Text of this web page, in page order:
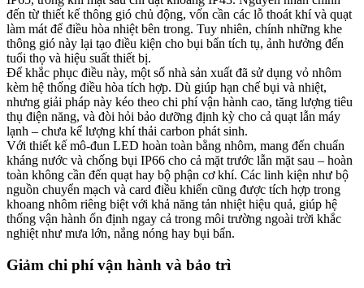
đến từ thiết kế thông gió chủ động, vốn cần các lỗ thoát khí và quạt
làm mát để điều hòa nhiệt bên trong. Tuy nhiên, chính những khe
thông gió này lại tạo điều kiện cho bụi bẩn tích tụ, ảnh hưởng đến
tuổi thọ và hiệu suất thiết bị.
Để khắc phục điều này, một số nhà sản xuất đã sử dụng vỏ nhôm
kèm hệ thống điều hòa tích hợp. Dù giúp hạn chế bụi và nhiệt,
nhưng giải pháp này kéo theo chi phí vận hành cao, tăng lượng tiêu
thụ điện năng, và đòi hỏi bảo dưỡng định kỳ cho cả quạt lẫn máy
lạnh – chưa kể lượng khí thải carbon phát sinh.
Với thiết kế mô-đun LED hoàn toàn bằng nhôm, mang đến chuẩn
kháng nước và chống bụi IP66 cho cả mặt trước lẫn mặt sau – hoàn
toàn không cần đến quạt hay bộ phận cơ khí. Các linh kiện như bộ
nguồn chuyển mạch và card điều khiển cũng được tích hợp trong
khoang nhôm riêng biệt với khả năng tản nhiệt hiệu quả, giúp hệ
thống vận hành ổn định ngay cả trong môi trường ngoài trời khắc
nghiệt như mưa lớn, nắng nóng hay bụi bẩn.
Giảm chi phí vận hành và bảo trì​